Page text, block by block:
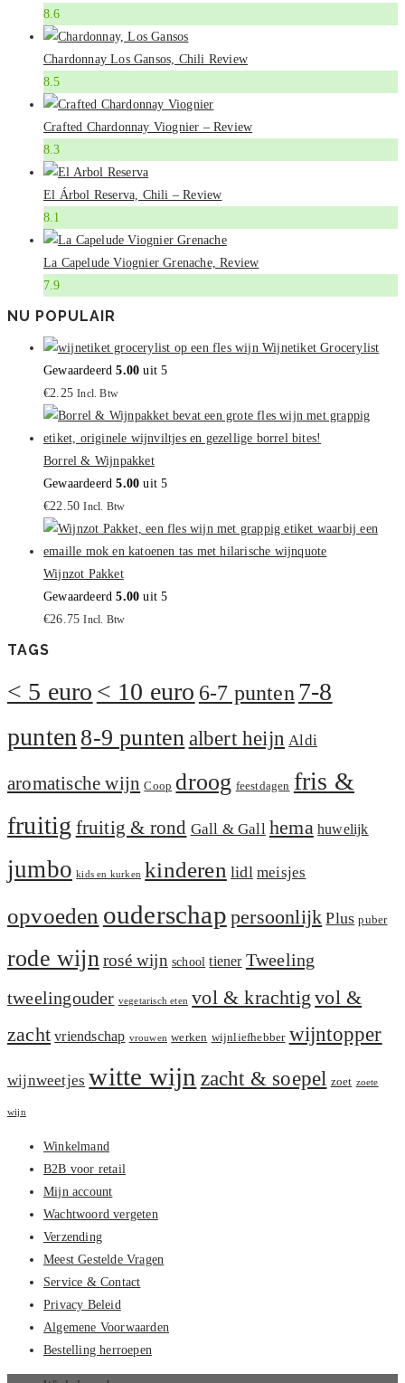
8.6
Chardonnay Los Gansos, Chili Review
8.5
Crafted Chardonnay Viognier – Review
8.3
El Árbol Reserva, Chili – Review
8.1
La Capelude Viognier Grenache, Review
7.9
NU POPULAIR
Wijnetiket Grocerylist
Gewaardeerd5.00 uit 5
€2.25 Incl. Btw
Borrel & Wijnpakket
Gewaardeerd5.00 uit 5
€22.50 Incl. Btw
Wijnzot Pakket
Gewaardeerd5.00 uit 5
€26.75 Incl. Btw
TAGS
< 5 euro < 10 euro 6-7 punten7-8
punten8-9 puntenalbert heijn Aldi
aromatische wijn Coop droog feestdagen fris &
fruitig fruitig & rond Gall & Gall hema huwelijk
jumbo kids en kurken kinderen lidl meisjes
opvoeden ouderschap persoonlijk Plus puber
rode wijn rosé wijn school tiener Tweeling
tweelingouder vegetarisch eten vol & krachtig vol &
zacht vriendschap vrouwen werken wijnliefhebber wijntopper
wijnweetjes witte wijn zacht & soepel zoet zoete
wijn
Winkelmand
B2B voor retail
Mijn account
Wachtwoord vergeten
Verzending
Meest Gestelde Vragen
Service & Contact
Privacy Beleid
Algemene Voorwaarden
Bestelling herroepen